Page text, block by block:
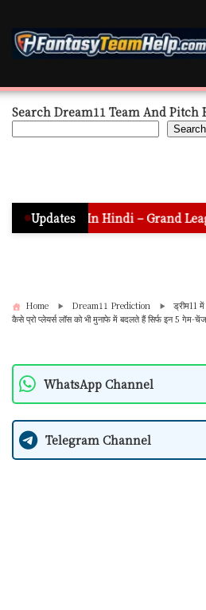
content
Search Dream11 Team And Pitch
Search
Updates
In Hindi – Grand League
Home Dream11 Prediction
ड्रीम11 में
कैसे प्रो प्लेयर्स लॉस को भी मुनाफे में बदलते हैं सिर्फ इन 5 गेम-
WhatsApp Channel
Telegram Channel